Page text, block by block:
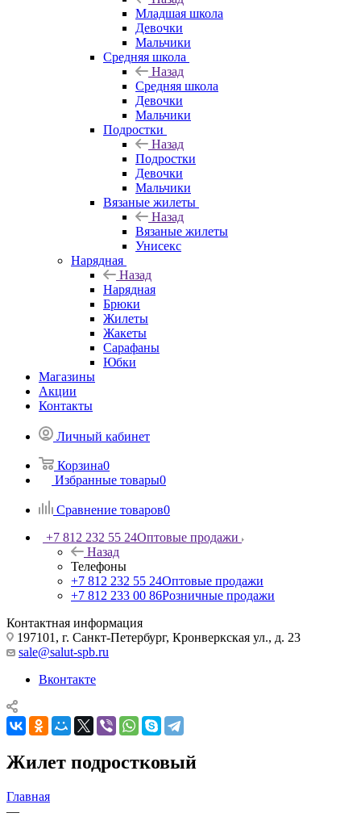
Младшая школа
Девочки
Мальчики
Средняя школа
Назад
Средняя школа
Девочки
Мальчики
Подростки
Назад
Подростки
Девочки
Мальчики
Вязаные жилеты
Назад
Вязаные жилеты
Унисекс
Нарядная
Назад
Нарядная
Брюки
Жилеты
Жакеты
Сарафаны
Юбки
Магазины
Акции
Контакты
Личный кабинет
Корзина0
Избранные товары0
Сравнение товаров0
+7 812 232 55 24Оптовые продажи
Назад
Телефоны
+7 812 232 55 24Оптовые продажи
+7 812 233 00 86Розничные продажи
Контактная информация
197101, г. Санкт-Петербург, Кронверкская ул., д. 23
sale@salut-spb.ru
Вконтакте
Жилет подростковый
Главная
—